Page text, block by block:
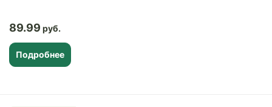
89.99
Подробнее